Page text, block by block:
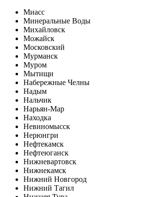
Миасс
Минеральные Воды
Михайловск
Можайск
Московский
Мурманск
Муром
Мытищи
Набережные Челны
Надым
Нальчик
Нарьян-Мар
Находка
Невиномысск
Нерюнгри
Нефтекамск
Нефтеюганск
Нижневартовск
Нижнекамск
Нижний Новгород
Нижний Тагил